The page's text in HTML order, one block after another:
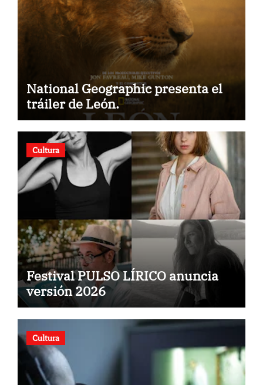
National Geographic presenta el
tráiler de León.
Cultura
Festival PULSO LÍRICO anuncia
versión 2026
Cultura